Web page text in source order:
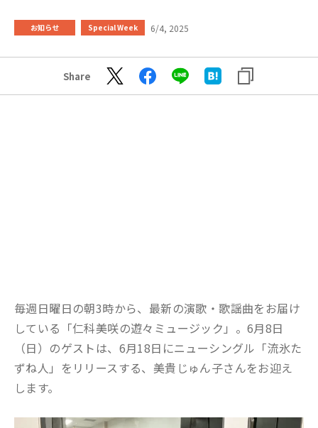
お知らせ Special Week 6/4, 2025
Share
毎週日曜日の朝3時から、最新の演歌・歌謡曲をお届け
している「仁科美咲の遊々ミュージック」。6月8日
（日）のゲストは、6月18日にニューシングル「流氷た
ずね人」をリリースする、美貴じゅん子さんをお迎え
します。